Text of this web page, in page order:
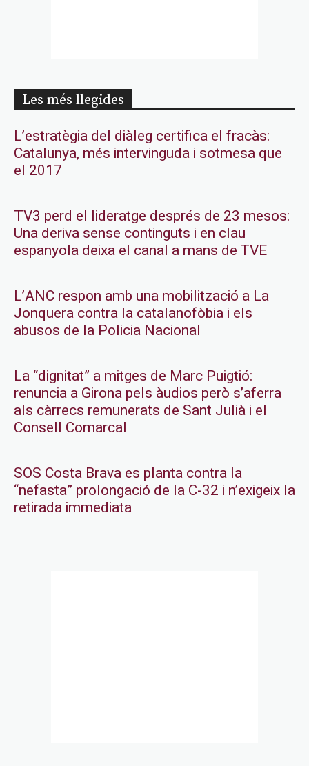
Les més llegides
L’estratègia del diàleg certifica el fracàs:
Catalunya, més intervinguda i sotmesa que
el 2017
TV3 perd el lideratge després de 23 mesos:
Una deriva sense continguts i en clau
espanyola deixa el canal a mans de TVE
L’ANC respon amb una mobilització a La
Jonquera contra la catalanofòbia i els
abusos de la Policia Nacional
La “dignitat” a mitges de Marc Puigtió:
renuncia a Girona pels àudios però s’aferra
als càrrecs remunerats de Sant Julià i el
Consell Comarcal
SOS Costa Brava es planta contra la
“nefasta” prolongació de la C-32 i n’exigeix la
retirada immediata